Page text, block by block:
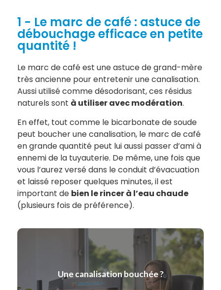
1 - Le marc de café : astuce de
débouchage efficace en petite
quantité !
Le marc de café est une astuce de grand-mère
très ancienne pour entretenir une canalisation.
Aussi utilisé comme désodorisant, ces résidus
naturels sont à utiliser avec modération.
En effet, tout comme le bicarbonate de soude
peut boucher une canalisation, le marc de café
en grande quantité peut lui aussi passer d’ami à
ennemi de la tuyauterie. De même, une fois que
vous l’aurez versé dans le conduit d’évacuation
et laissé reposer quelques minutes, il est
important de bien le rincer à l’eau chaude
(plusieurs fois de préférence).
Une canalisation bouchée ?